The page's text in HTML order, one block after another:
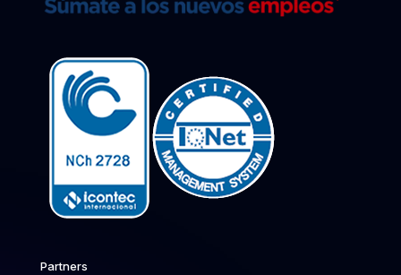
Partners